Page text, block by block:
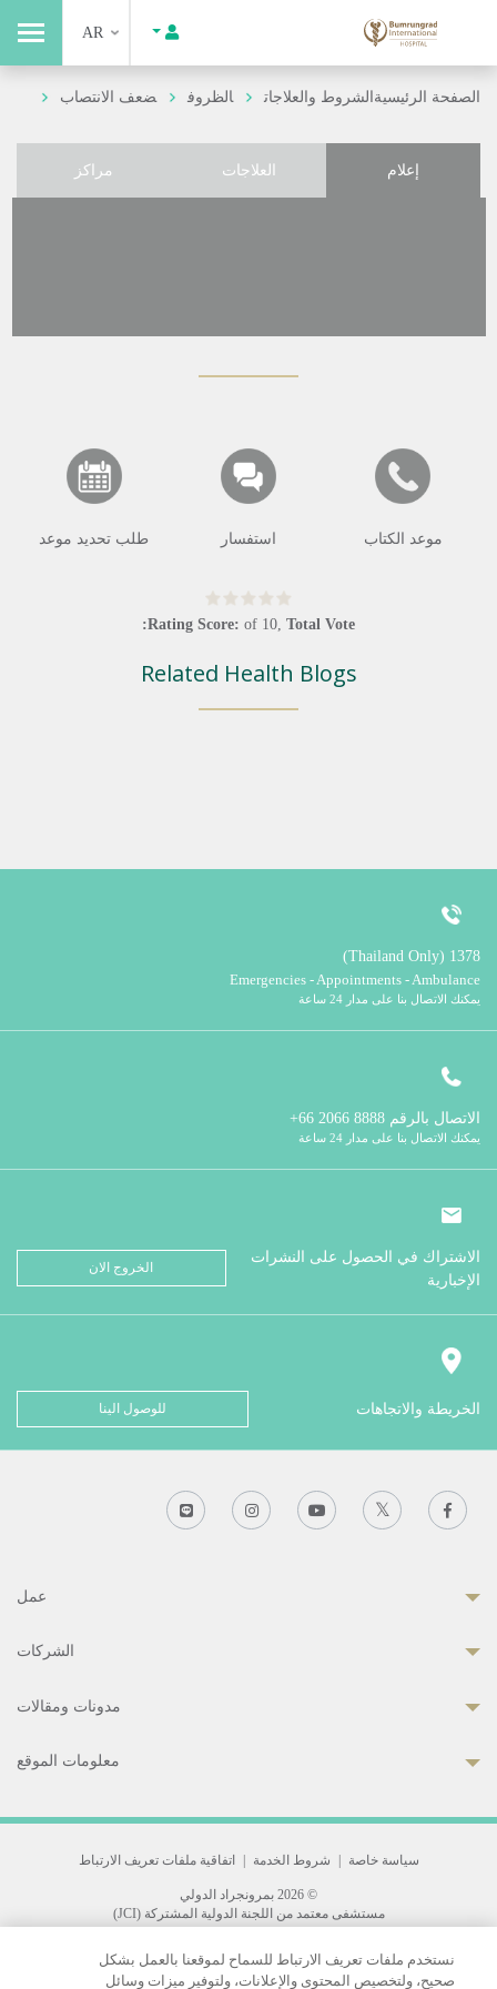
AR
الصفحة الرئيسيةالشروط والعلاجات الظروف ضعف الانتصاب
إعلام العلاجات مراكز
موعد الكتاب استفسار طلب تحديد موعد
Rating Score: of 10, Total Vote:
Related Health Blogs
1378 (Thailand Only)
Emergencies - Appointments - Ambulance
يمكنك الاتصال بنا على مدار 24 ساعة
الاتصال بالرقم
يمكنك الاتصال بنا على مدار 24 ساعة
الاشتراك في الحصول على النشرات
الإخبارية
الخروج الان
الخريطة والاتجاهات للوصول الينا
عمل
الشركات
مدونات ومقالات
معلومات الموقع
سياسة خاصة شروط الخدمة اتفاقية ملفات تعريف الارتباط
© 2026 بمرونجراد الدولي
مستشفى معتمد من اللجنة الدولية المشتركة (JCI)
33 Sukhumvit 3, Wattana, Bangkok 10110 Thailand.
All rights reserved.
نستخدم ملفات تعريف الارتباط للسماح لموقعنا بالعمل بشكل
صحيح، ولتخصيص المحتوى والإعلانات، ولتوفير ميزات وسائل